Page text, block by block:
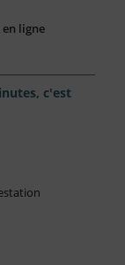
en ligne
c'est